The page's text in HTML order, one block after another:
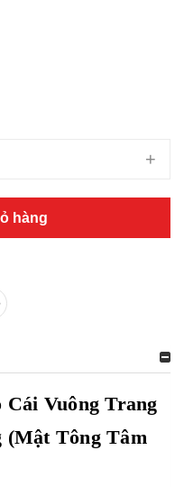
+
hàng
Cái Vuông Trang
Tông Tâm